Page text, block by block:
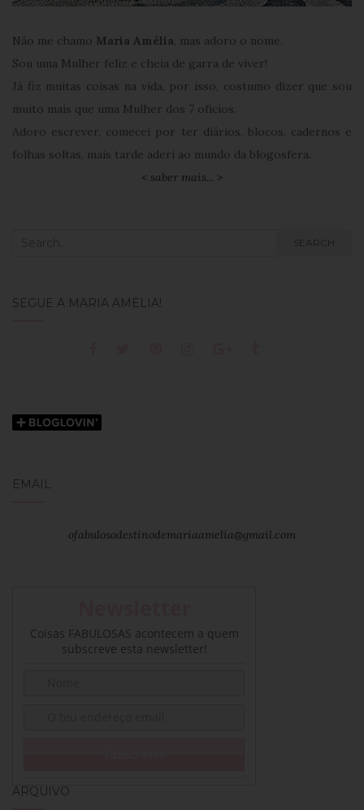
Não me chamo Maria Amélia, mas adoro o nome.
Sou uma Mulher feliz e cheia de garra de viver!
Já fiz muitas coisas na vida, por isso, costumo dizer que sou
muito mais que uma Mulher dos 7 ofícios.
Adoro escrever, comecei por ter diários, blocos, cadernos e
folhas soltas, mais tarde aderi ao mundo da blogosfera.
< saber mais... >
SEARCH
SEGUE A MARIA AMÉLIA!
EMAIL
ofabulosodestinodemariaamelia@gmail.com
Coisas FABULOSAS acontecem a quem
subscreve esta newsletter!
ARQUIVO